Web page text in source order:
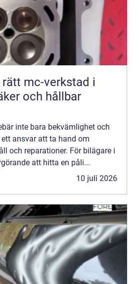
mc-verkstad i
och hållbar
inte bara bekvämlighet och
ansvar att ta hand om
och reparationer. För bilägare i
att hitta en påli...
10 juli 2026